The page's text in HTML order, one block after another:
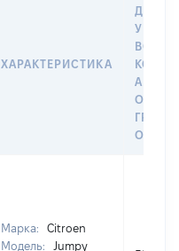
ХАРАКТЕРИСТИКА
ДАТУ
У
АБО
Марка:
Citroen
Модель:
Jumpy